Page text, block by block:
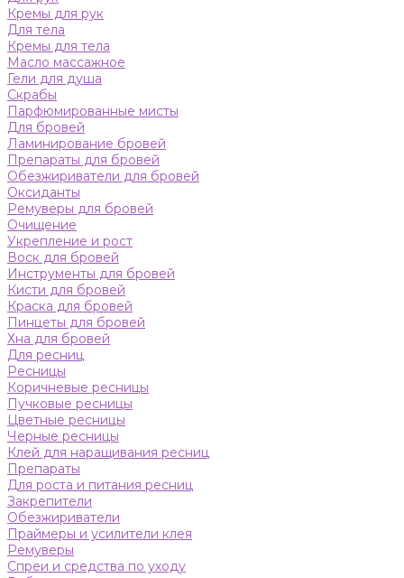
Кремы для рук
Для тела
Кремы для тела
Масло массажное
Гели для душа
Скрабы
Парфюмированные мисты
Для бровей
Ламинирование бровей
Препараты для бровей
Обезжириватели для бровей
Оксиданты
Ремуверы для бровей
Очищение
Укрепление и рост
Воск для бровей
Инструменты для бровей
Кисти для бровей
Краска для бровей
Пинцеты для бровей
Хна для бровей
Для ресниц
Ресницы
Коричневые ресницы
Пучковые ресницы
Цветные ресницы
Черные ресницы
Клей для наращивания ресниц
Препараты
Для роста и питания ресниц
Закрепители
Обезжириватели
Праймеры и усилители клея
Ремуверы
Спреи и средства по уходу